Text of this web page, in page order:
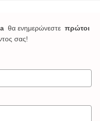
θα ενημερώνεστε πρώτοι
σας!